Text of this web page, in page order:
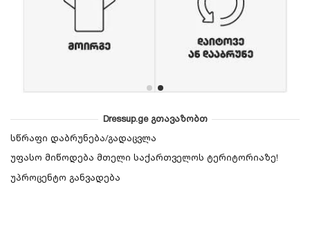
Dressup.ge გთავაზობთ
სწრაფი დაბრუნება/გადაცვლა
უფასო მიწოდება მთელი საქართველოს ტერიტორიაზე!
უპროცენტო განვადება